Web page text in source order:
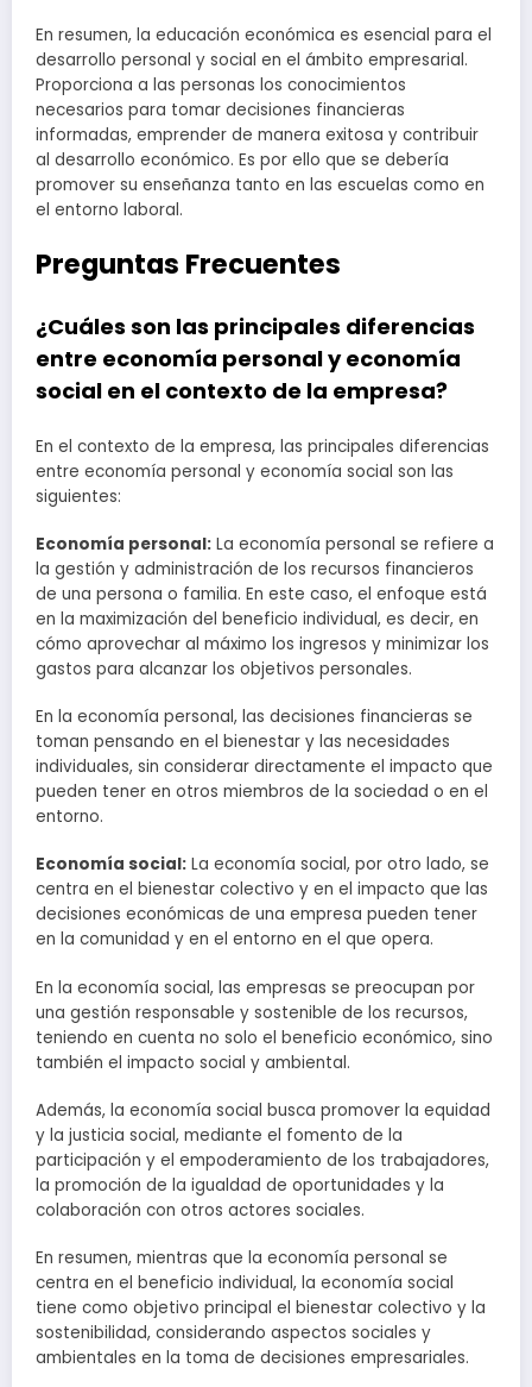
En resumen, la educación económica es esencial para el
desarrollo personal y social en el ámbito empresarial.
Proporciona a las personas los conocimientos
necesarios para tomar decisiones financieras
informadas, emprender de manera exitosa y contribuir
al desarrollo económico. Es por ello que se debería
promover su enseñanza tanto en las escuelas como en
el entorno laboral.
Preguntas Frecuentes
¿Cuáles son las principales diferencias
entre economía personal y economía
social en el contexto de la empresa?
En el contexto de la empresa, las principales diferencias
entre economía personal y economía social son las
siguientes:
Economía personal: La economía personal se refiere a
la gestión y administración de los recursos financieros
de una persona o familia. En este caso, el enfoque está
en la maximización del beneficio individual, es decir, en
cómo aprovechar al máximo los ingresos y minimizar los
gastos para alcanzar los objetivos personales.
En la economía personal, las decisiones financieras se
toman pensando en el bienestar y las necesidades
individuales, sin considerar directamente el impacto que
pueden tener en otros miembros de la sociedad o en el
entorno.
Economía social: La economía social, por otro lado, se
centra en el bienestar colectivo y en el impacto que las
decisiones económicas de una empresa pueden tener
en la comunidad y en el entorno en el que opera.
En la economía social, las empresas se preocupan por
una gestión responsable y sostenible de los recursos,
teniendo en cuenta no solo el beneficio económico, sino
también el impacto social y ambiental.
Además, la economía social busca promover la equidad
y la justicia social, mediante el fomento de la
participación y el empoderamiento de los trabajadores,
la promoción de la igualdad de oportunidades y la
colaboración con otros actores sociales.
En resumen, mientras que la economía personal se
centra en el beneficio individual, la economía social
tiene como objetivo principal el bienestar colectivo y la
sostenibilidad, considerando aspectos sociales y
ambientales en la toma de decisiones empresariales.